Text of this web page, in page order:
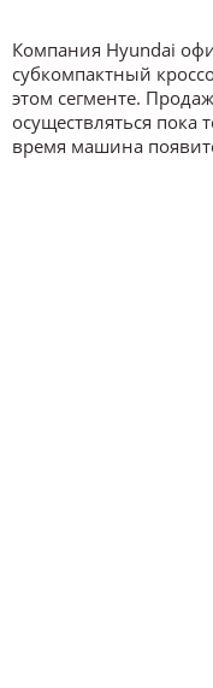
Компания Hyundai
субкомпактный
этом сегменте.
осуществляться
время машина